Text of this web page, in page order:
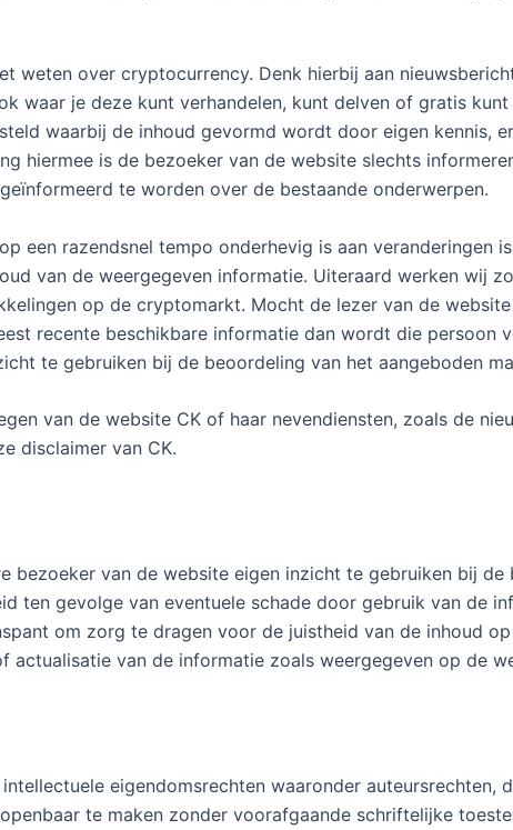
weten over cryptocurrency. Denk hierbij aan
waar je deze kunt verhandelen, kunt delven of gratis
waarbij de inhoud gevormd wordt door eigen kennis,
hiermee is de bezoeker van de website slechts
te worden over de bestaande onderwerpen.
een razendsnel tempo onderhevig is aan veranderingen
van de weergegeven informatie. Uiteraard werken wij
op de cryptomarkt. Mocht de lezer van de
recente beschikbare informatie dan wordt die persoon
te gebruiken bij de beoordeling van het aangeboden
van de website CK of haar nevendiensten, zoals de
disclaimer van CK.
bezoeker van de website eigen inzicht te gebruiken bij
ten gevolge van eventuele schade door gebruik van de
om zorg te dragen voor de juistheid van de inhoud
actualisatie van de informatie zoals weergegeven op de
eigendomsrechten waaronder auteursrechten,
te maken zonder voorafgaande schriftelijke